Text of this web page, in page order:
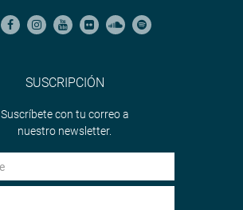
SUSCRIPCIÓN
Suscríbete con tu correo a
nuestro newsletter.